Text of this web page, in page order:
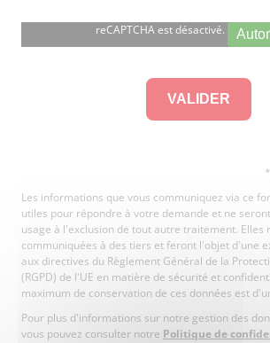
reCAPTCHA est désactivé.
Les informations que vous communiquez via ce
utiles pour répondre à votre demande et ne
usage à l'exclusion de tout autre traitement. Elles
communiquées à des tiers et feront l'objet d'une
aux directives du Règlement Général de la
(RGPD) de l'UE en matière de sécurité et
maximum de conservation de ces données est
Pour plus d'informations sur notre gestion des
vous pouvez consulter notre Politique de